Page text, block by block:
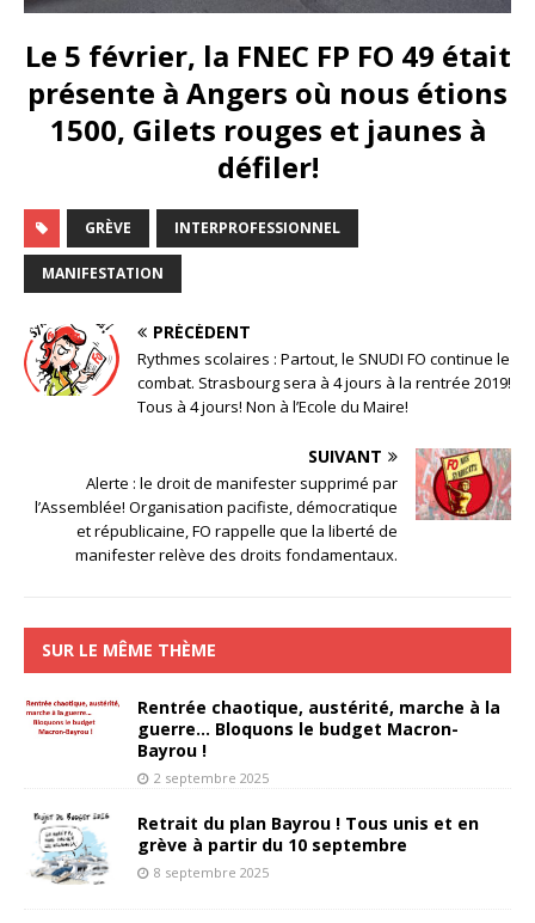
Le 5 février, la FNEC FP FO 49 était
présente à Angers où nous étions
1500, Gilets rouges et jaunes à
défiler!
GRÈVE INTERPROFESSIONNEL
MANIFESTATION
PRÉCÉDENT
Rythmes scolaires : Partout, le SNUDI FO continue le
combat. Strasbourg sera à 4 jours à la rentrée 2019!
Tous à 4 jours! Non à l’Ecole du Maire!
SUIVANT
Alerte : le droit de manifester supprimé par
l’Assemblée! Organisation pacifiste, démocratique
et républicaine, FO rappelle que la liberté de
manifester relève des droits fondamentaux.
SUR LE MÊME THÈME
Rentrée chaotique, austérité, marche à la
guerre… Bloquons le budget Macron-
Bayrou !
2 septembre 2025
Retrait du plan Bayrou ! Tous unis et en
grève à partir du 10 septembre
8 septembre 2025